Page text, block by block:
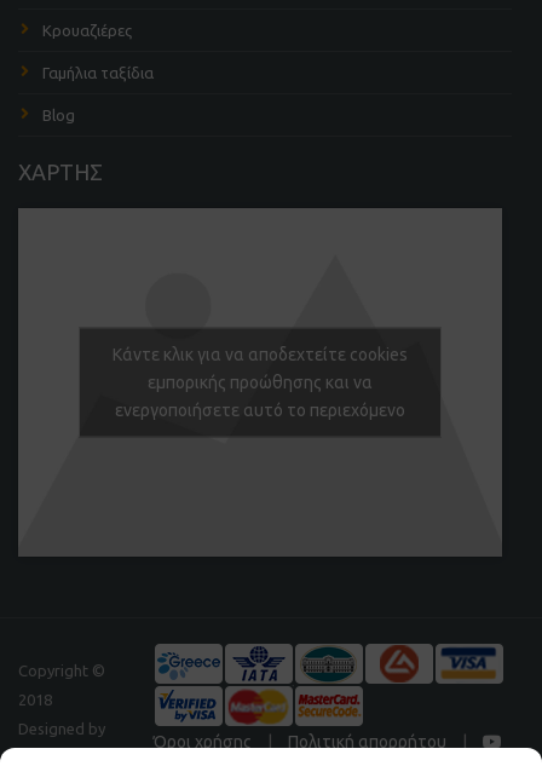
Κρουαζιέρες
Γαμήλια ταξίδια
Blog
ΧΑΡΤΗΣ
Κάντε κλικ για να αποδεχτείτε cookies
εμπορικής προώθησης και να
ενεργοποιήσετε αυτό το περιεχόμενο
Copyright ©
2018
Designed by
Όροι χρήσης Πολιτική απορρήτου